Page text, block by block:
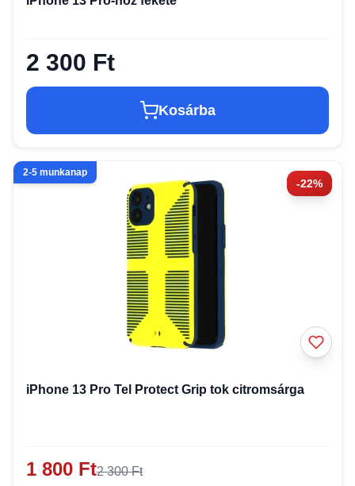
2 300 Ft
Kosárba
-22%
2-5 munkanap
iPhone 13 Pro Tel Protect Grip tok citromsárga
1 800 Ft2 300 Ft